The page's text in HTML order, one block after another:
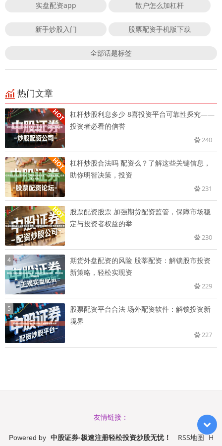
实盘配资app 散户怎么加杠杆
新手炒股入门 股票配资手机版下载
全部话题标签
热门文章
杠杆炒股利息多少 8喜投资平台可靠性探究——
投资者必看的信誉
240
杠杆炒股合法吗 配资么？了解这些关键信息，
助你明智决策，投资
231
股票配资股票 加强期货配资监管，保障市场稳
定与投资者权益的举
230
4
期货外盘配资的风险 股莘配资：解锁股市投资
新策略，轻松实现资
229
5
股票配资平台合法 场外配资软件：解锁投资新
境界
227
友情链接：
Powered by 中股证券-极速注册轻松投资炒股无忧！ RSS地图 H